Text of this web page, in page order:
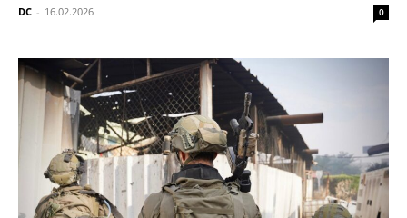
DC - 16.02.2026 0